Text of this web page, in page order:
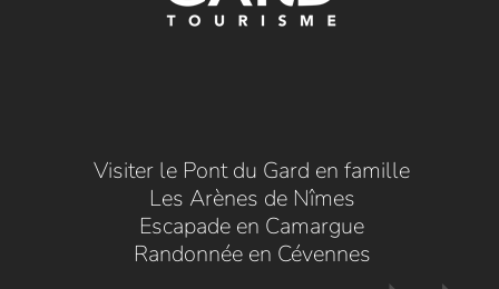
Visiter le Pont du Gard en famille
Les Arènes de Nîmes
Escapade en Camargue
Randonnée en Cévennes